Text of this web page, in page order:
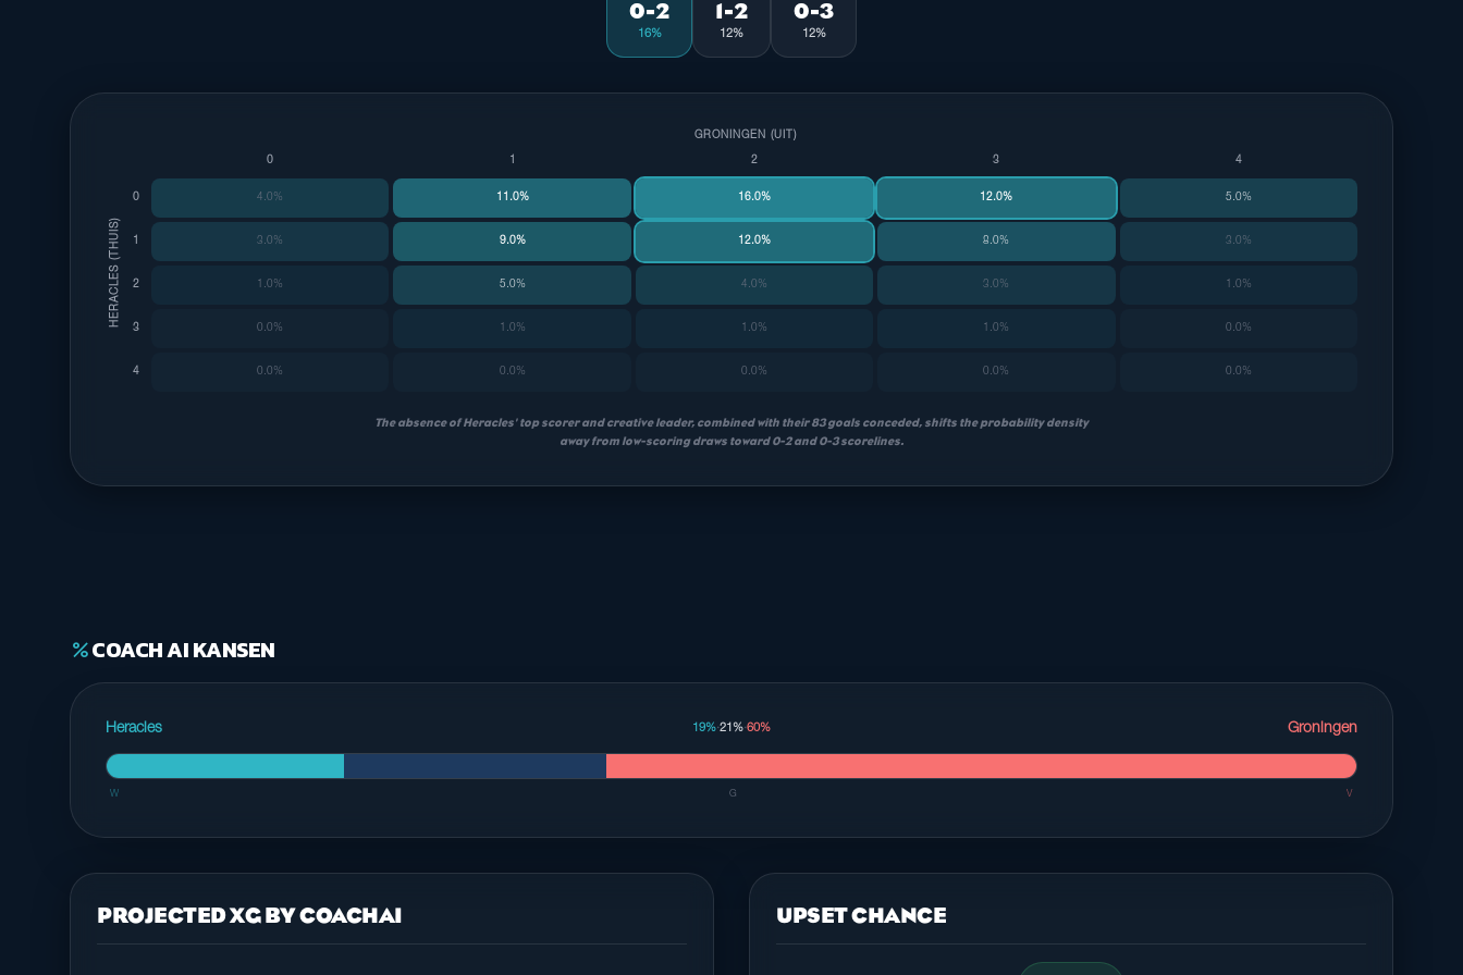
0-2
16%
1-2
12%
0-3
12%
GRONINGEN (UIT)
HERACLES (THUIS)
0 1 2 3 4
0 4.0% 11.0% 16.0% 12.0% 5.0%
3.0% 9.0% 12.0% 8.0% 3.0%
2 1.0% 5.0% 4.0% 3.0% 1.0%
3 0.0% 1.0% 1.0% 1.0% 0.0%
4 0.0% 0.0% 0.0% 0.0% 0.0%
The absence of Heracles' top scorer and creative leader, combined with their 83 goals conceded, shifts the probability density
away from low-scoring draws toward 0-2 and 0-3 scorelines.
percentCOACH AI KANSEN
Heracles 19%·21%·60% Groningen
W G V
PROJECTED XG BY COACHAI UPSET CHANCE